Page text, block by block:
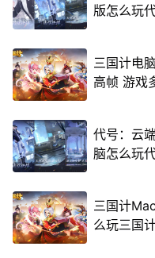
版怎么玩
三国计电
高帧 游戏
代号：云
脑怎么玩
三国计
么玩三国